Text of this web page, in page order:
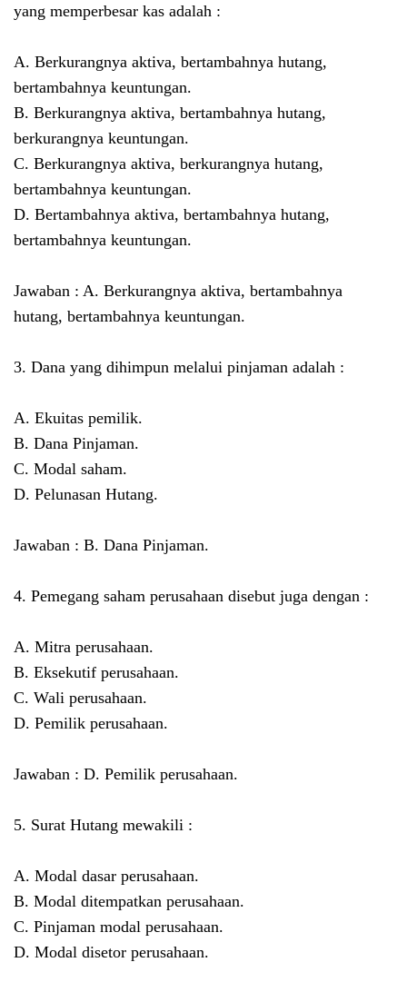
yang memperbesar kas adalah :
A. Berkurangnya aktiva, bertambahnya hutang,
bertambahnya keuntungan.
B. Berkurangnya aktiva, bertambahnya hutang,
berkurangnya keuntungan.
C. Berkurangnya aktiva, berkurangnya hutang,
bertambahnya keuntungan.
D. Bertambahnya aktiva, bertambahnya hutang,
bertambahnya keuntungan.
Jawaban : A. Berkurangnya aktiva, bertambahnya
hutang, bertambahnya keuntungan.
3. Dana yang dihimpun melalui pinjaman adalah :
A. Ekuitas pemilik.
B. Dana Pinjaman.
C. Modal saham.
D. Pelunasan Hutang.
Jawaban : B. Dana Pinjaman.
4. Pemegang saham perusahaan disebut juga dengan :
A. Mitra perusahaan.
B. Eksekutif perusahaan.
C. Wali perusahaan.
D. Pemilik perusahaan.
Jawaban : D. Pemilik perusahaan.
5. Surat Hutang mewakili :
A. Modal dasar perusahaan.
B. Modal ditempatkan perusahaan.
C. Pinjaman modal perusahaan.
D. Modal disetor perusahaan.